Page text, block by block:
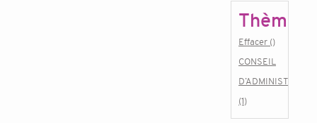
Thème
Effacer ()
CONSEIL
(1)